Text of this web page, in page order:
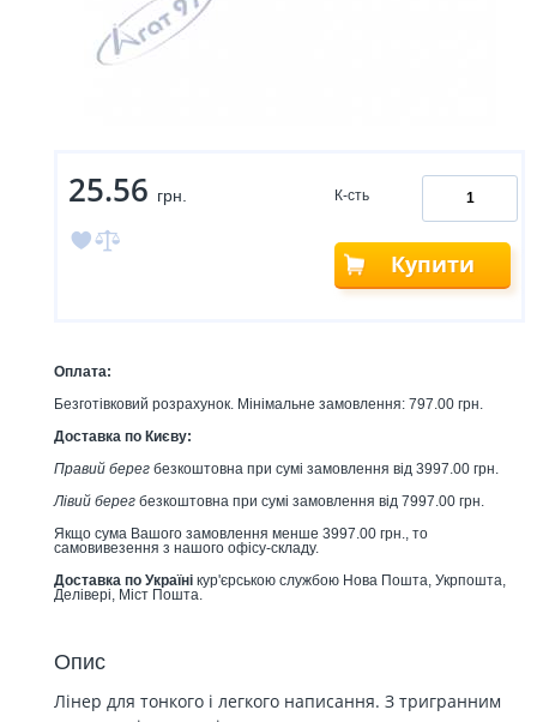
25.56 грн. К-сть
Купити
Оплата:
Безготівковий розрахунок. Мінімальне замовлення: 797.00 грн.
Доставка по Києву:
Правий берег безкоштовна при сумі замовлення від 3997.00 грн.
Лівий берег безкоштовна при сумі замовлення від 7997.00 грн.
Якщо сума Вашого замовлення менше 3997.00 грн., то
самовивезення з нашого офісу-складу.
Доставка по Україні кур'єрською службою Нова Пошта, Укрпошта,
Делівері, Міст Пошта.
Опис
Лінер для тонкого і легкого написання. З тригранним